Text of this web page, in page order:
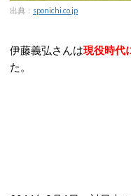
出典： sponichi.co.jp
伊藤義弘さんは現役時代
た。